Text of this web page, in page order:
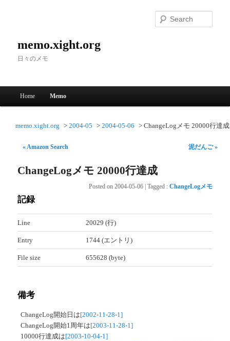
memo.xight.org
日々のメモ
Skip to primary content
Skip to secondary content
Home Memo
memo.xight.org 2004-05 2004-05-06 ChangeLogメモ 20000行達成
« Amazon Search 泥だんご »
ChangeLogメモ 20000行達成
Posted on 2004-05-06 Tagged : ChangeLogメモ
記録
Line 20029 (行)
Entry 1744 (エントリ)
File size 655628 (byte)
備考
ChangeLog開始日は[2002-11-28-1]
ChangeLog開始1周年は[2003-11-28-1]
10000行達成は[2003-10-04-1]